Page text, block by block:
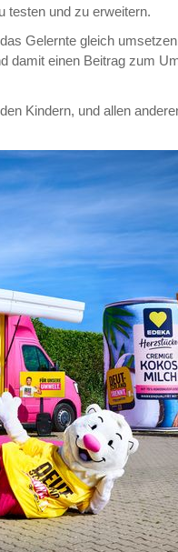
testen und zu erweitern.
Gelernte gleich
damit einen Beitrag zum
Kindern, und allen